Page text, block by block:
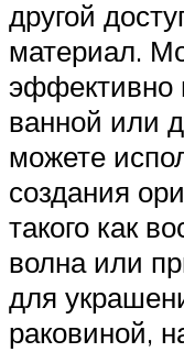
другой
материал.
эффективно
ванной или
можете
создания
такого как
волна или
для
раковиной,